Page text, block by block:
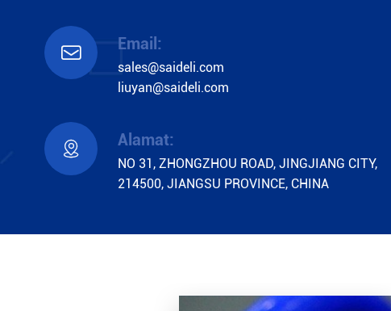
 Email:
sales@saideli.com
liuyan@saideli.com
 Alamat:
NO 31, ZHONGZHOU ROAD, JINGJIANG CITY,
214500, JIANGSU PROVINCE, CHINA